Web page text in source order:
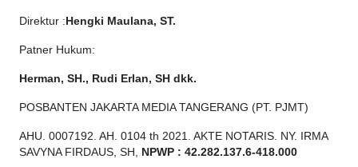
Direktur : Hengki Maulana, ST.
Patner Hukum:
Herman, SH., Rudi Erlan, SH dkk.
POSBANTEN JAKARTA MEDIA TANGERANG (PT. PJMT)
AHU. 0007192. AH. 0104 th 2021. AKTE NOTARIS. NY. IRMA
SAVYNA FIRDAUS, SH, NPW P : 42.282.137.6-418.000